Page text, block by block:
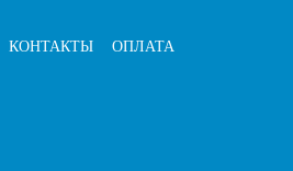
КОНТАКТЫ ОПЛАТА